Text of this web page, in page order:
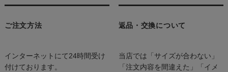
ご注文方法
インターネットにて24時間受け
付けております。
返品・交換について
当店では「サイズが合わない」
「注文内容を間違えた」「イメ